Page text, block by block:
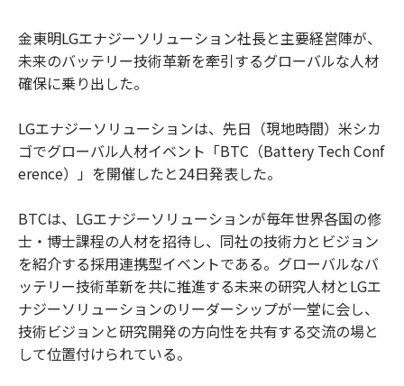
金東明LGエナジーソリューション社長と主要経営陣が、
未来のバッテリー技術革新を牽引するグローバルな人材
確保に乗り出した。
LGエナジーソリューションは、先日（現地時間）米シカ
ゴでグローバル人材イベント「BTC（Battery Tech Conf
erence）」を開催したと24日発表した。
BTCは、LGエナジーソリューションが毎年世界各国の修
士・博士課程の人材を招待し、同社の技術力とビジョン
を紹介する採用連携型イベントである。グローバルなバ
ッテリー技術革新を共に推進する未来の研究人材とLGエ
ナジーソリューションのリーダーシップが一堂に会し、
技術ビジョンと研究開発の方向性を共有する交流の場と
して位置付けられている。